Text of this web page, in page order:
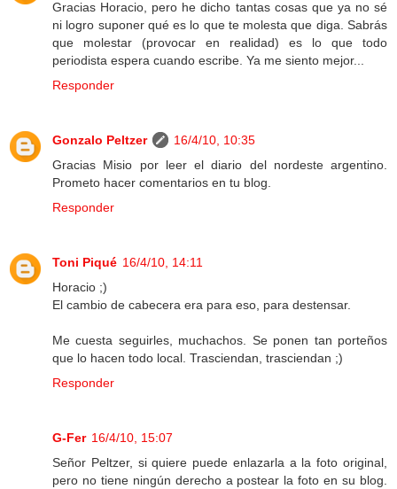
Gracias Horacio, pero he dicho tantas cosas que ya no sé
ni logro suponer qué es lo que te molesta que diga. Sabrás
que molestar (provocar en realidad) es lo que todo
periodista espera cuando escribe. Ya me siento mejor...
Responder
Gonzalo Peltzer
16/4/10, 10:35
Gracias Misio por leer el diario del nordeste argentino.
Prometo hacer comentarios en tu blog.
Responder
Toni Piqué 16/4/10, 14:11
Horacio ;)
El cambio de cabecera era para eso, para destensar.
Me cuesta seguirles, muchachos. Se ponen tan porteños
que lo hacen todo local. Trasciendan, trasciendan ;)
Responder
G-Fer 16/4/10, 15:07
Señor Peltzer, si quiere puede enlazarla a la foto original,
pero no tiene ningún derecho a postear la foto en su blog.